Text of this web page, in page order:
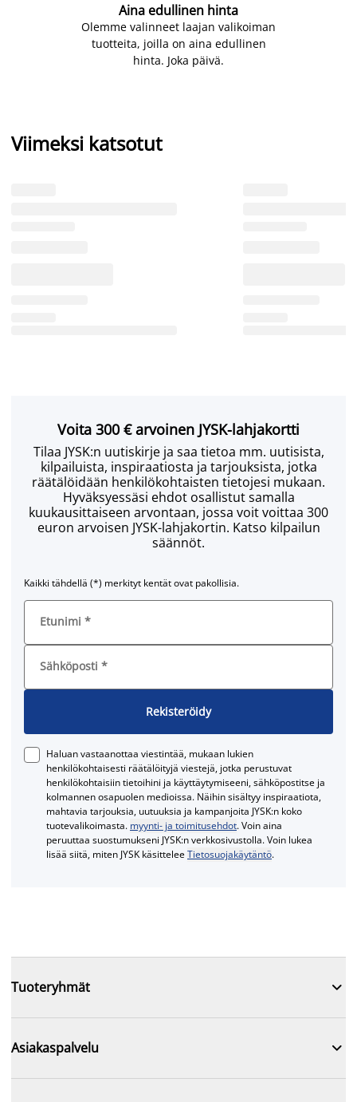
Aina edullinen hinta
Olemme valinneet laajan valikoiman
tuotteita, joilla on aina edullinen
hinta. Joka päivä.
Viimeksi katsotut
Voita 300 € arvoinen JYSK-lahjakortti
Tilaa JYSK:n uutiskirje ja saa tietoa mm. uutisista,
kilpailuista, inspiraatiosta ja tarjouksista, jotka
räätälöidään henkilökohtaisten tietojesi mukaan.
Hyväksyessäsi ehdot osallistut samalla
kuukausittaiseen arvontaan, jossa voit voittaa 300
euron arvoisen JYSK-lahjakortin. Katso kilpailun
säännöt.
Kaikki tähdellä (*) merkityt kentät ovat pakollisia.
Etunimi *
Sähköposti *
Rekisteröidy
Haluan vastaanottaa viestintää, mukaan lukien
henkilökohtaisesti räätälöityjä viestejä, jotka perustuvat
henkilökohtaisiin tietoihini ja käyttäytymiseeni, sähköpostitse ja
kolmannen osapuolen medioissa. Näihin sisältyy inspiraatiota,
mahtavia tarjouksia, uutuuksia ja kampanjoita JYSK:n koko
tuotevalikoimasta. myynti- ja toimitusehdot. Voin aina
peruuttaa suostumukseni JYSK:n verkkosivustolla. Voin lukea
lisää siitä, miten JYSK käsitteleeTietosuojakäytäntö.
Tuoteryhmät 
Asiakaspalvelu 